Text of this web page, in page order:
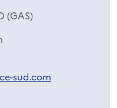
(GAS)
sud.com